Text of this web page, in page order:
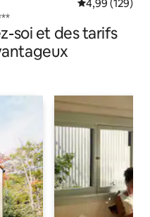
Évaluation
4,99 (129)
soi et des tarifs